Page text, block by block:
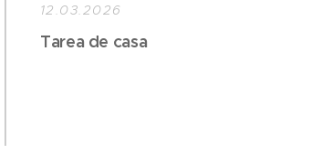
12.03.2026
Tarea de casa